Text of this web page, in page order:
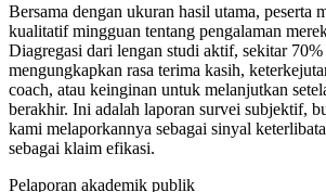
Bersama dengan ukuran hasil utama, peserta
kualitatif mingguan tentang pengalaman
Diagregasi dari lengan studi aktif, sekitar 70%
mengungkapkan rasa terima kasih,
coach, atau keinginan untuk melanjutkan
berakhir. Ini adalah laporan survei subjektif,
kami melaporkannya sebagai sinyal
sebagai klaim efikasi.
Pelaporan akademik publik